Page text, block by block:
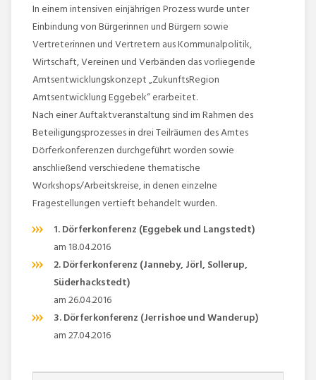
In einem intensiven einjährigen Prozess wurde unter
Einbindung von Bürgerinnen und Bürgern sowie
Vertreterinnen und Vertretern aus Kommunalpolitik,
Wirtschaft, Vereinen und Verbänden das vorliegende
Amtsentwicklungskonzept „ZukunftsRegion
Amtsentwicklung Eggebek“ erarbeitet.
Nach einer Auftaktveranstaltung sind im Rahmen des
Beteiligungsprozesses in drei Teilräumen des Amtes
Dörferkonferenzen durchgeführt worden sowie
anschließend verschiedene thematische
Workshops/Arbeitskreise, in denen einzelne
Fragestellungen vertieft behandelt wurden.
1. Dörferkonferenz (Eggebek und Langstedt)
am 18.04.2016
2. Dörferkonferenz (Janneby, Jörl, Sollerup,
Süderhackstedt)
am 26.04.2016
3. Dörferkonferenz (Jerrishoe und Wanderup)
am 27.04.2016